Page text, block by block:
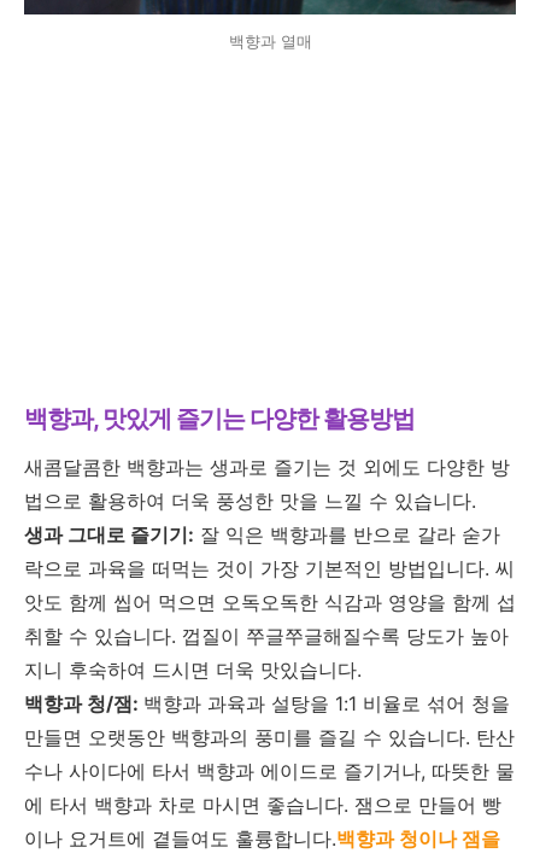
백향과 열매
백향과, 맛있게 즐기는 다양한 활용방법
새콤달콤한 백향과는 생과로 즐기는 것 외에도 다양한 방
법으로 활용하여 더욱 풍성한 맛을 느낄 수 있습니다.
생과 그대로 즐기기: 잘 익은 백향과를 반으로 갈라 숟가
락으로 과육을 떠먹는 것이 가장 기본적인 방법입니다. 씨
앗도 함께 씹어 먹으면 오독오독한 식감과 영양을 함께 섭
취할 수 있습니다. 껍질이 쭈글쭈글해질수록 당도가 높아
지니 후숙하여 드시면 더욱 맛있습니다.
백향과 청/잼: 백향과 과육과 설탕을 1:1 비율로 섞어 청을
만들면 오랫동안 백향과의 풍미를 즐길 수 있습니다. 탄산
수나 사이다에 타서 백향과 에이드로 즐기거나, 따뜻한 물
에 타서 백향과 차로 마시면 좋습니다. 잼으로 만들어 빵
이나 요거트에 곁들여도 훌륭합니다.백향과 청이나 잼을